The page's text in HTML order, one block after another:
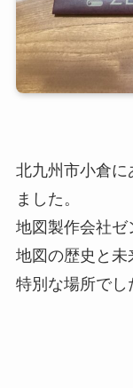
北九州市小倉
ました。
地図製作会社ゼ
地図の歴史と未
特別な場所でし